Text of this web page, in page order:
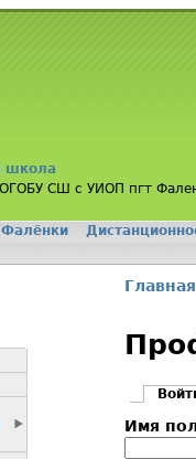
школа
СШ с УИОП пгт
Главная
Имя
Фалёнки